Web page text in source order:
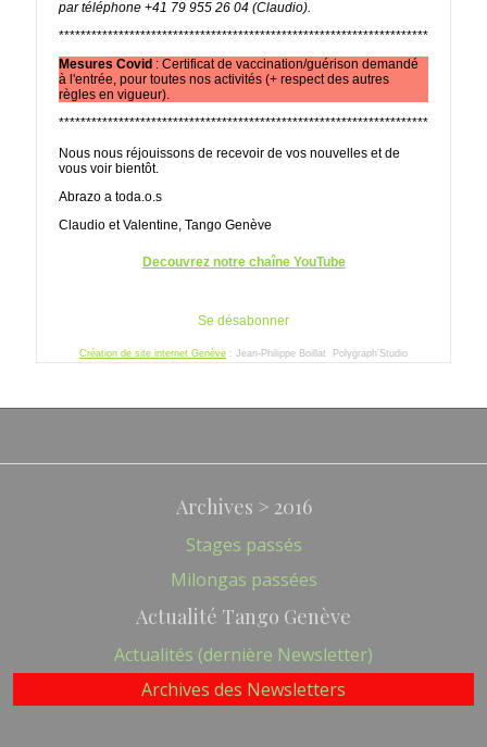
Archives > 2016
Stages passés
Milongas passées
Actualité Tango Genève
Actualités (dernière Newsletter)
Archives des Newsletters